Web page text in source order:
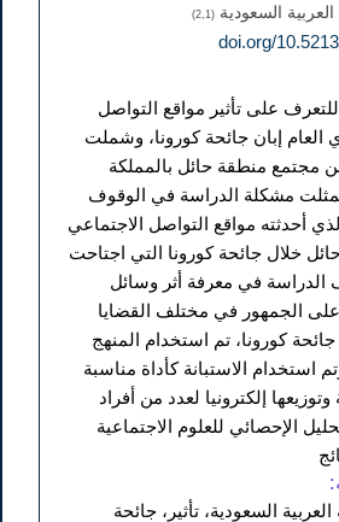
السعودية (2,1)
على تأثير مواقع التواصل
العام إبان جائحة كورونا، وشملت
مجتمع منطقة حائل بالمملكة
مشكلة الدراسة في الوقوف
أحدثته مواقع التواصل الاجتماعي
خلال جائحة كورونا التي اجتاحت
الدراسة في معرفة أثر وسائل
الجمهور في مختلف القضايا
كورونا، تم استخدام المنهج
استخدام الاستبانة كأداة مناسبة
وتوزيعها إلكترونيا لعدد من أفراد
الإحصائي للعلوم الاجتماعية
السعودية، تأثير، جائحة